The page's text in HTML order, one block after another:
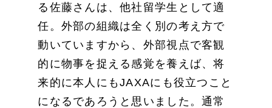
る佐藤さんは、他社留学生として適
任。外部の組織は全く別の考え方で
動いていますから、外部視点で客観
的に物事を捉える感覚を養えば、将
来的に本人にもJAXAにも役立つこと
になるであろうと思いました。通常